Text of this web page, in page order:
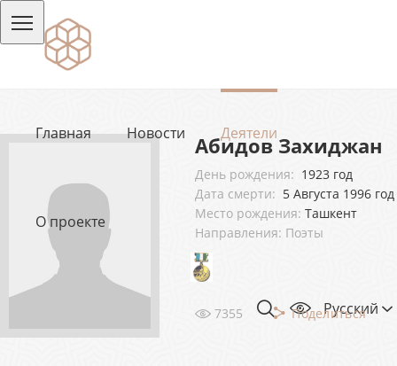
Главная Новости Деятели
О проекте
Русский
Абидов Захиджан
День рождения: 1923 год
Дата смерти: 5 Августа 1996 год
Место рождения: Ташкент
Направления: Поэты
7355 Поделиться